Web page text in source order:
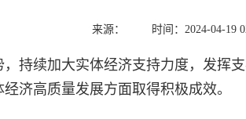
来源： 时间：2024-04-19
持续加大实体经济支持力度，发挥
济高质量发展方面取得积极成效。